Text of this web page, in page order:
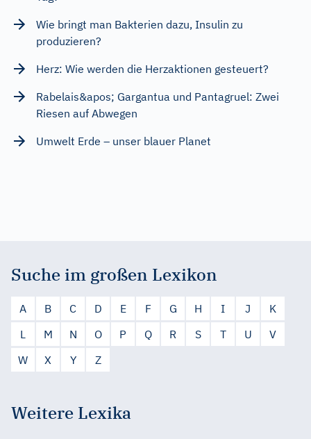
Wie bringt man Bakterien dazu, Insulin zu
produzieren?
Herz: Wie werden die Herzaktionen gesteuert?
Rabelais&apos; Gargantua und Pantagruel: Zwei
Riesen auf Abwegen
Umwelt Erde – unser blauer Planet
Suche im großen Lexikon
A B C D E F G H I J
K
L
M N O P Q R S T U
V
W
X Y Z
Weitere Lexika